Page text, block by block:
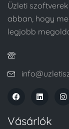
Üzleti
abban, hogy
legjobb
Vásárlók